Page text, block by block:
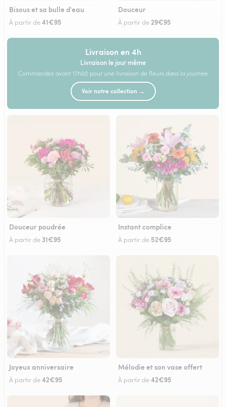
Bisous et sa bulle d'eau
À partir de41€95
Douceur
À partir de29€95
Livraison en 4h
Livraison le jour même
Commandez avant 17h00 pour une livraison de fleurs dans la journée
Voir notre collection →
Douceur poudrée
À partir de 31€95
Instant complice
À partir de 52€95
Joyeux anniversaire
À partir de42€95
Mélodie et son vase offert
À partir de42€95